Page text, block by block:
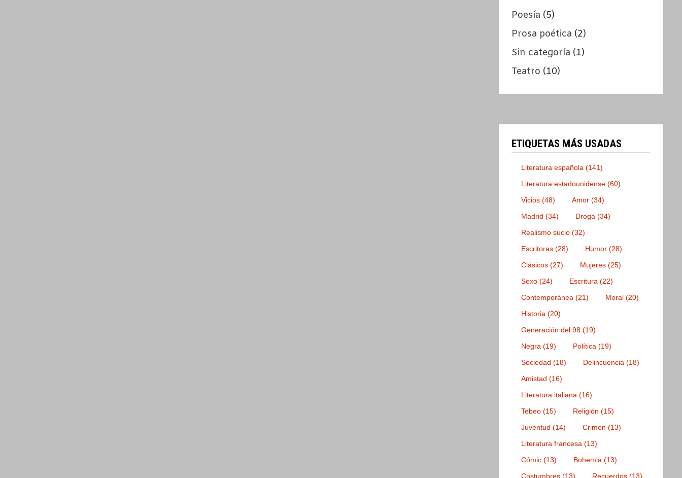
Poesía (5)
Prosa poética (2)
Sin categoría (1)
Teatro (10)
ETIQUETAS MÁS USADAS
Literatura española (141)
Literatura estadounidense (60)
Vicios (48) Amor (34)
Madrid (34) Droga (34)
Realismo sucio (32)
Escritoras (28) Humor (28)
Clásicos (27) Mujeres (25)
Sexo (24) Escritura (22)
Contemporánea (21) Moral (20)
Historia (20)
Generación del 98 (19)
Negra (19) Política (19)
Sociedad (18) Delincuencia (18)
Amistad (16)
Literatura italiana (16)
Tebeo (15) Religión (15)
Juventud (14) Crimen (13)
Literatura francesa (13)
Cómic (13) Bohemia (13)
Costumbres (13) Recuerdos (13)